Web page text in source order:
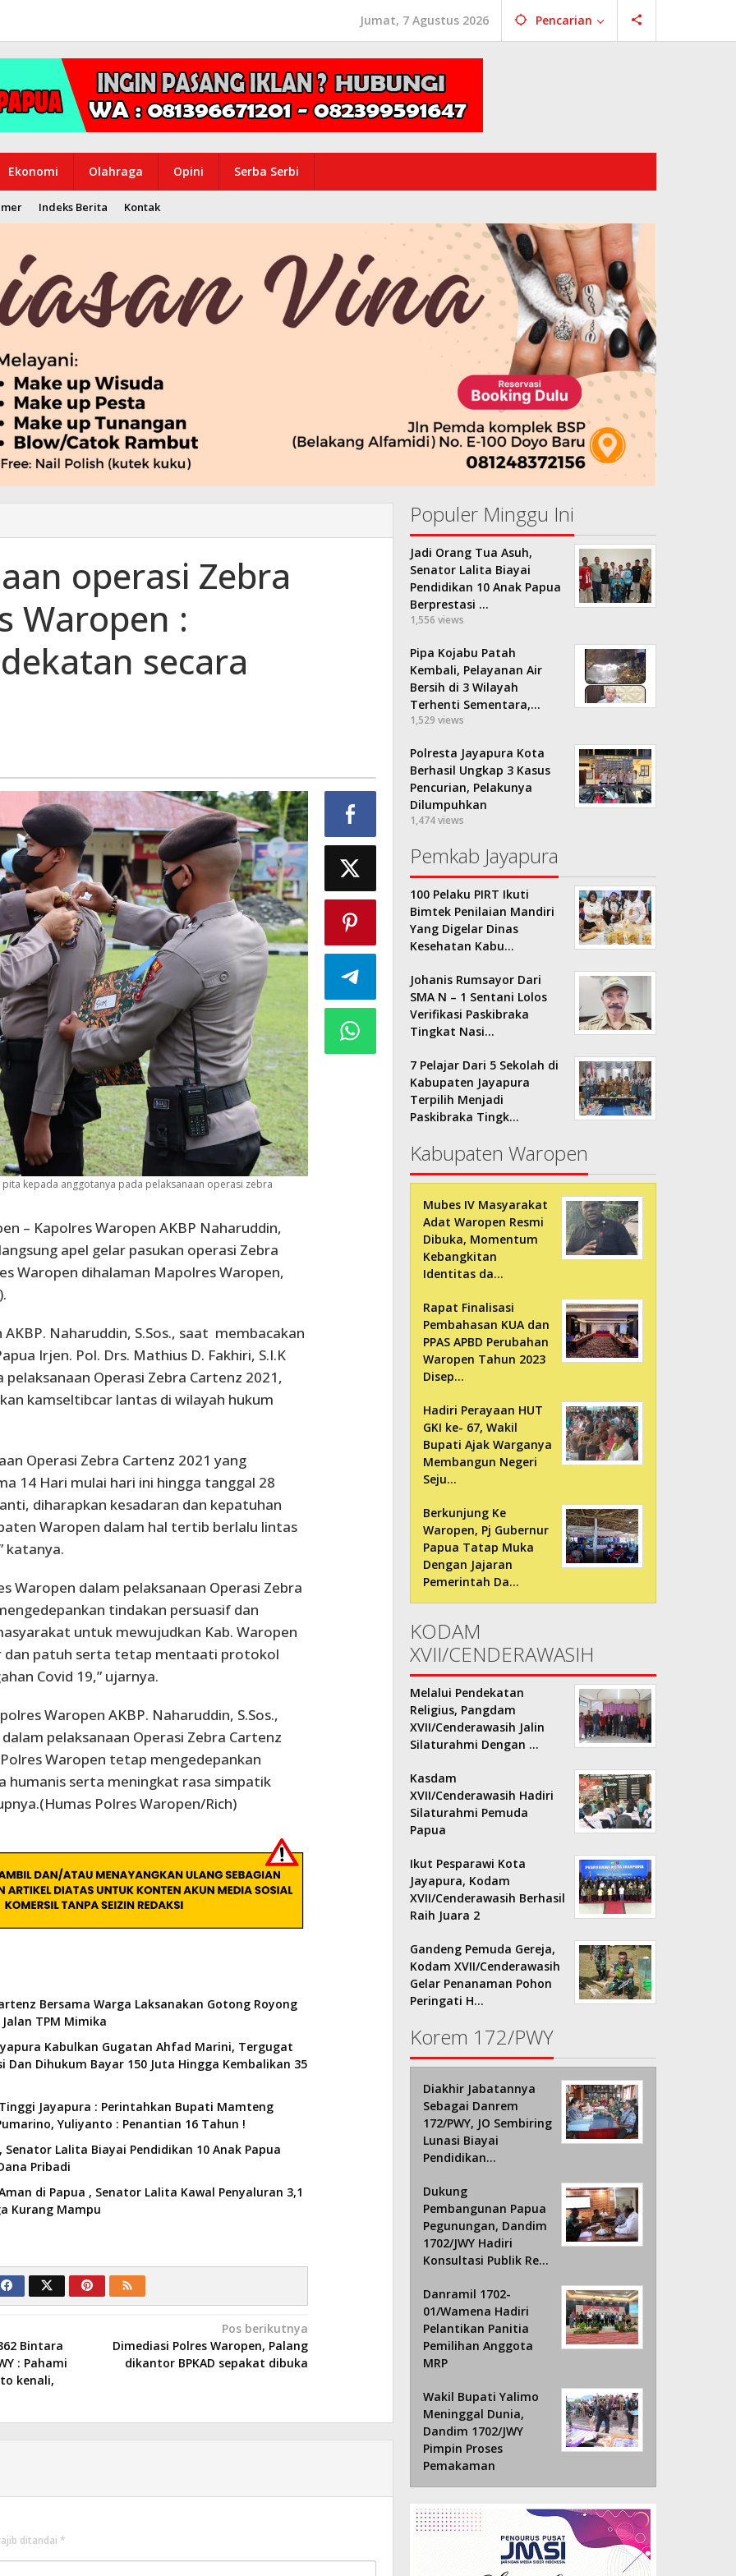
Jumat, 7 Agustus 2026 Pencarian
Ekonomi Olahraga Opini Serba Serbi
Indeks Berita Kontak
operasi Zebra
Waropen :
secara
kepada anggotanya pada pelaksanaan operasi zebra
– Kapolres Waropen AKBP Naharuddin,
apel gelar pasukan operasi Zebra
Waropen dihalaman Mapolres Waropen,
Naharuddin, S.Sos., saat membacakan
Irjen. Pol. Drs. Mathius D. Fakhiri, S.I.K
Operasi Zebra Cartenz 2021,
kamseltibcar lantas di wilayah hukum
Operasi Zebra Cartenz 2021 yang
14 Hari mulai hari ini hingga tanggal 28
diharapkan kesadaran dan kepatuhan
Waropen dalam hal tertib berlalu lintas
katanya.
Waropen dalam pelaksanaan Operasi Zebra
tindakan persuasif dan
untuk mewujudkan Kab. Waropen
dan patuh serta tetap mentaati protokol
Covid 19,” ujarnya.
Waropen AKBP. Naharuddin, S.Sos.,
pelaksanaan Operasi Zebra Cartenz
Waropen tetap mengedepankan
humanis serta meningkat rasa simpatik
Polres Waropen/Rich)
Bersama Warga Laksanakan Gotong Royong
TPM Mimika
Kabulkan Gugatan Ahfad Marini, Tergugat
Dan Dihukum Bayar 150 Juta Hingga Kembalikan 35
Jayapura : Perintahkan Bupati Mamteng
Yuliyanto : Penantian 16 Tahun !
Senator Lalita Biayai Pendidikan 10 Anak Papua
Pribadi
di Papua , Senator Lalita Kawal Penyaluran 3,1
Kurang Mampu
Bintara
: Pahami
kenali,
Pos berikutnya
Dimediasi Polres Waropen, Palang
dikantor BPKAD sepakat dibuka
ditandai *
Populer Minggu Ini
Jadi Orang Tua Asuh,
Senator Lalita Biayai
Pendidikan 10 Anak Papua
Berprestasi …
1,556 views
Pipa Kojabu Patah
Kembali, Pelayanan Air
Bersih di 3 Wilayah
Terhenti Sementara,…
1,529 views
Polresta Jayapura Kota
Berhasil Ungkap 3 Kasus
Pencurian, Pelakunya
Dilumpuhkan
1,474 views
Pemkab Jayapura
100 Pelaku PIRT Ikuti
Bimtek Penilaian Mandiri
Yang Digelar Dinas
Kesehatan Kabu…
Johanis Rumsayor Dari
SMA N – 1 Sentani Lolos
Verifikasi Paskibraka
Tingkat Nasi…
7 Pelajar Dari 5 Sekolah di
Kabupaten Jayapura
Terpilih Menjadi
Paskibraka Tingk…
Kabupaten Waropen
Mubes IV Masyarakat
Adat Waropen Resmi
Dibuka, Momentum
Kebangkitan
Identitas da…
Rapat Finalisasi
Pembahasan KUA dan
PPAS APBD Perubahan
Waropen Tahun 2023
Disep…
Hadiri Perayaan HUT
GKI ke- 67, Wakil
Bupati Ajak Warganya
Membangun Negeri
Seju…
Berkunjung Ke
Waropen, Pj Gubernur
Papua Tatap Muka
Dengan Jajaran
Pemerintah Da…
KODAM
XVII/CENDERAWASIH
Melalui Pendekatan
Religius, Pangdam
XVII/Cenderawasih Jalin
Silaturahmi Dengan …
Kasdam
XVII/Cenderawasih Hadiri
Silaturahmi Pemuda
Papua
Ikut Pesparawi Kota
Jayapura, Kodam
XVII/Cenderawasih Berhasil
Raih Juara 2
Gandeng Pemuda Gereja,
Kodam XVII/Cenderawasih
Gelar Penanaman Pohon
Peringati H…
Korem 172/PWY
Diakhir Jabatannya
Sebagai Danrem
172/PWY, JO Sembiring
Lunasi Biayai
Pendidikan…
Dukung
Pembangunan Papua
Pegunungan, Dandim
1702/JWY Hadiri
Konsultasi Publik Re…
Danramil 1702-
01/Wamena Hadiri
Pelantikan Panitia
Pemilihan Anggota
MRP
Wakil Bupati Yalimo
Meninggal Dunia,
Dandim 1702/JWY
Pimpin Proses
Pemakaman